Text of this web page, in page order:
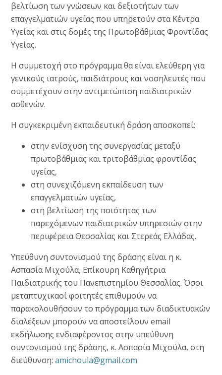
βελτίωση των γνώσεων και δεξιοτήτων των
επαγγελματιών υγείας που υπηρετούν στα Κέντρα
Υγείας και στις δομές της Πρωτοβάθμιας Φροντίδας
Υγείας.
Η συμμετοχή στο πρόγραμμα θα είναι ελεύθερη για
γενικούς ιατρούς, παιδιάτρους και νοσηλευτές που
συμμετέχουν στην αντιμετώπιση παιδιατρικών
ασθενών.
Η συγκεκριμένη εκπαιδευτική δράση αποσκοπεί:
στην ενίσχυση της συνεργασίας μεταξύ
πρωτοβάθμιας και τριτοβάθμιας φροντίδας
υγείας,
στη συνεχιζόμενη εκπαίδευση των
επαγγελματιών υγείας,
στη βελτίωση της ποιότητας των
παρεχόμενων παιδιατρικών υπηρεσιών στην
περιφέρεια Θεσσαλίας και Στερεάς Ελλάδας.
Υπεύθυνη συντονισμού της δράσης είναι η κ.
Ασπασία Μιχούλα, Επίκουρη Καθηγήτρια
Παιδιατρικής του Πανεπιστημίου Θεσσαλίας. Όσοι
μεταπτυχικαοί φοιτητές επιθυμούν να
παρακολουθήσουν το πρόγραμμα των διαδικτυακών
διαλέξεων μπορούν να αποστείλουν email
εκδήλωσης ενδιαφέροντος στην υπεύθυνη
συντονισμού της δράσης, κ. Ασπασία Μιχούλα, στη
διεύθυνση:amichoula@gmail.com